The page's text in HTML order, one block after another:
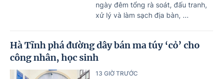
ngày đêm tổng rà soát, đấu tranh,
xử lý và làm sạch địa bàn, ...
Hà Tĩnh phá đường dây bán ma túy ‘cỏ’ cho
công nhân, học sinh
13 GIỜ TRƯỚC